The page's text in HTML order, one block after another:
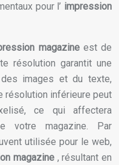
pour l’ impression
magazine est de
résolution garantit une
images et du texte,
résolution inférieure peut
ce qui affectera
votre magazine. Par
utilisée pour le web,
magazine , résultant en